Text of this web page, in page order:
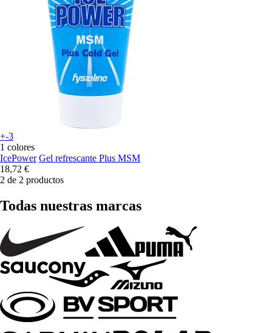
+-3
1 colores
IcePower Gel refrescante Plus MSM
18,72 €
2 de 2 productos
Todas nuestras marcas